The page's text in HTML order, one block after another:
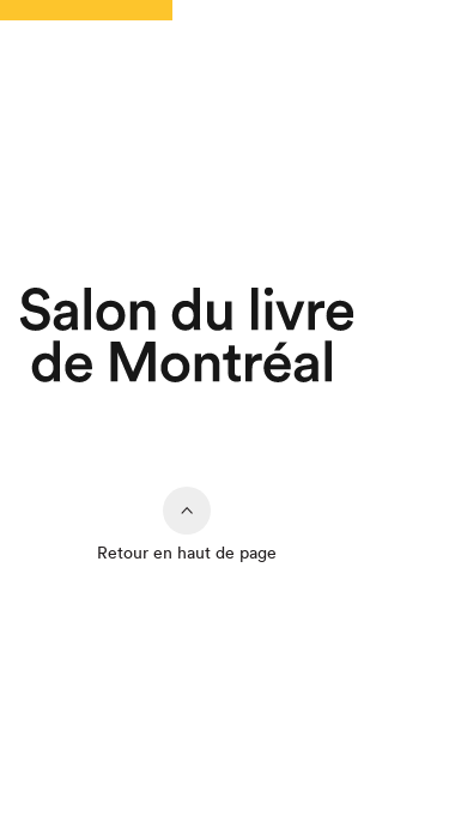
Retour en haut de page